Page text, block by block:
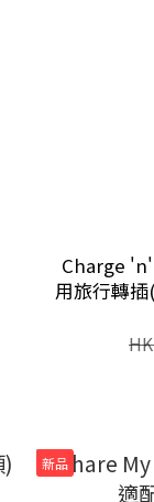
Charge
用旅行轉插
新品